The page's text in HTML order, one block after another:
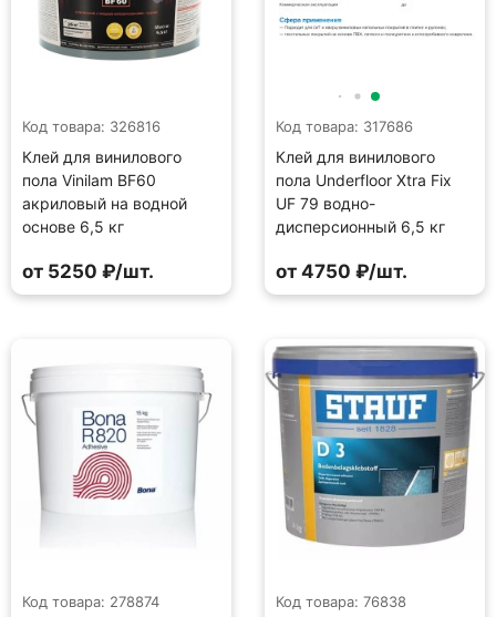
Код товара: 326816
Клей для винилового
пола Vinilam BF60
акриловый на водной
основе 6,5 кг
от 5250 ₽/шт.
Код товара: 317686
Клей для винилового
пола Underfloor Xtra Fix
UF 79 водно-
дисперсионный 6,5 кг
от 4750 ₽/шт.
Код товара: 278874 Код товара: 76838